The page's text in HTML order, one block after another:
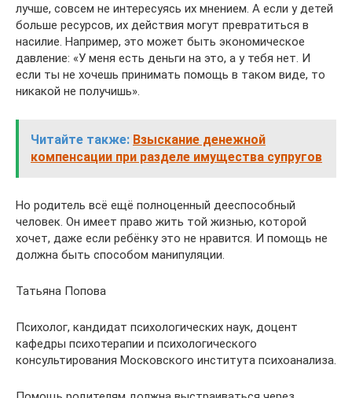
лучше, совсем не интересуясь их мнением. А если у детей
больше ресурсов, их действия могут превратиться в
насилие. Например, это может быть экономическое
давление: «У меня есть деньги на это, а у тебя нет. И
если ты не хочешь принимать помощь в таком виде, то
никакой не получишь».
Читайте также: Взыскание денежной
компенсации при разделе имущества супругов
Но родитель всё ещё полноценный дееспособный
человек. Он имеет право жить той жизнью, которой
хочет, даже если ребёнку это не нравится. И помощь не
должна быть способом манипуляции.
Татьяна Попова
Психолог, кандидат психологических наук, доцент
кафедры психотерапии и психологического
консультирования Московского института психоанализа.